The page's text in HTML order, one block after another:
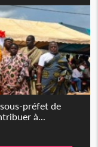
préfet de
à...